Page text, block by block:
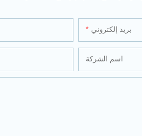
بريد إلكتروني
اسم الشركة